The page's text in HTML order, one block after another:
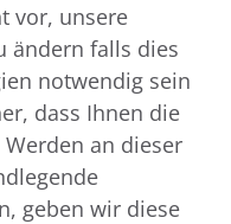
vor, unsere
ändern falls dies
notwendig sein
dass Ihnen die
an dieser
geben wir diese